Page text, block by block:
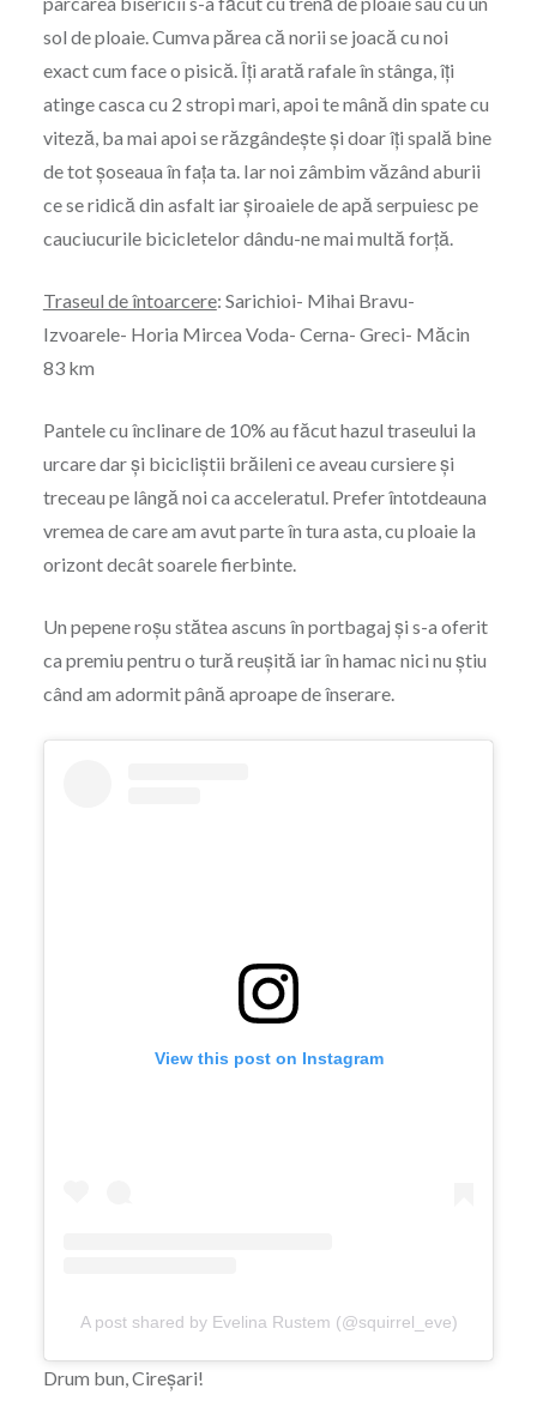
sol de ploaie. Cumva părea că norii se joacă cu noi
exact cum face o pisică. Îți arată rafale în stânga, îți
atinge casca cu 2 stropi mari, apoi te mână din spate cu
viteză, ba mai apoi se răzgândește și doar îți spală bine
de tot șoseaua în fața ta. Iar noi zâmbim văzând aburii
ce se ridică din asfalt iar șiroaiele de apă serpuiesc pe
cauciucurile bicicletelor dându-ne mai multă forță.
Traseul de întoarcere: Sarichioi- Mihai Bravu-
Izvoarele- Horia Mircea Voda- Cerna- Greci- Măcin
83 km
Pantele cu înclinare de 10% au făcut hazul traseului la
urcare dar și bicicliștii brăileni ce aveau cursiere și
treceau pe lângă noi ca acceleratul. Prefer întotdeauna
vremea de care am avut parte în tura asta, cu ploaie la
orizont decât soarele fierbinte.
Un pepene roșu stătea ascuns în portbagaj și s-a oferit
ca premiu pentru o tură reușită iar în hamac nici nu știu
când am adormit până aproape de înserare.
View this post on Instagram
A post shared by Evelina Rustem (@squirrel_eve)
Drum bun, Cireșari!